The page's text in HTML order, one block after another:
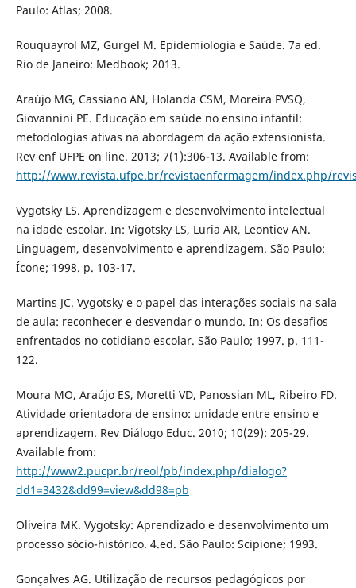
Paulo: Atlas; 2008.
Rouquayrol MZ, Gurgel M. Epidemiologia e Saúde. 7a ed.
Rio de Janeiro: Medbook; 2013.
Araújo MG, Cassiano AN, Holanda CSM, Moreira PVSQ,
Giovannini PE. Educação em saúde no ensino infantil:
metodologias ativas na abordagem da ação extensionista.
Rev enf UFPE on line. 2013; 7(1):306-13. Available from:
http://www.revista.ufpe.br/revistaenfermagem/index.php/
Vygotsky LS. Aprendizagem e desenvolvimento intelectual
na idade escolar. In: Vigotsky LS, Luria AR, Leontiev AN.
Linguagem, desenvolvimento e aprendizagem. São Paulo:
Ícone; 1998. p. 103-17.
Martins JC. Vygotsky e o papel das interações sociais na sala
de aula: reconhecer e desvendar o mundo. In: Os desafios
enfrentados no cotidiano escolar. São Paulo; 1997. p. 111-
122.
Moura MO, Araújo ES, Moretti VD, Panossian ML, Ribeiro FD.
Atividade orientadora de ensino: unidade entre ensino e
aprendizagem. Rev Diálogo Educ. 2010; 10(29): 205-29.
Available from:
http://www2.pucpr.br/reol/pb/index.php/dialogo?
dd1=3432&dd99=view&dd98=pb
Oliveira MK. Vygotsky: Aprendizado e desenvolvimento um
processo sócio-histórico. 4.ed. São Paulo: Scipione; 1993.
Gonçalves AG. Utilização de recursos pedagógicos por